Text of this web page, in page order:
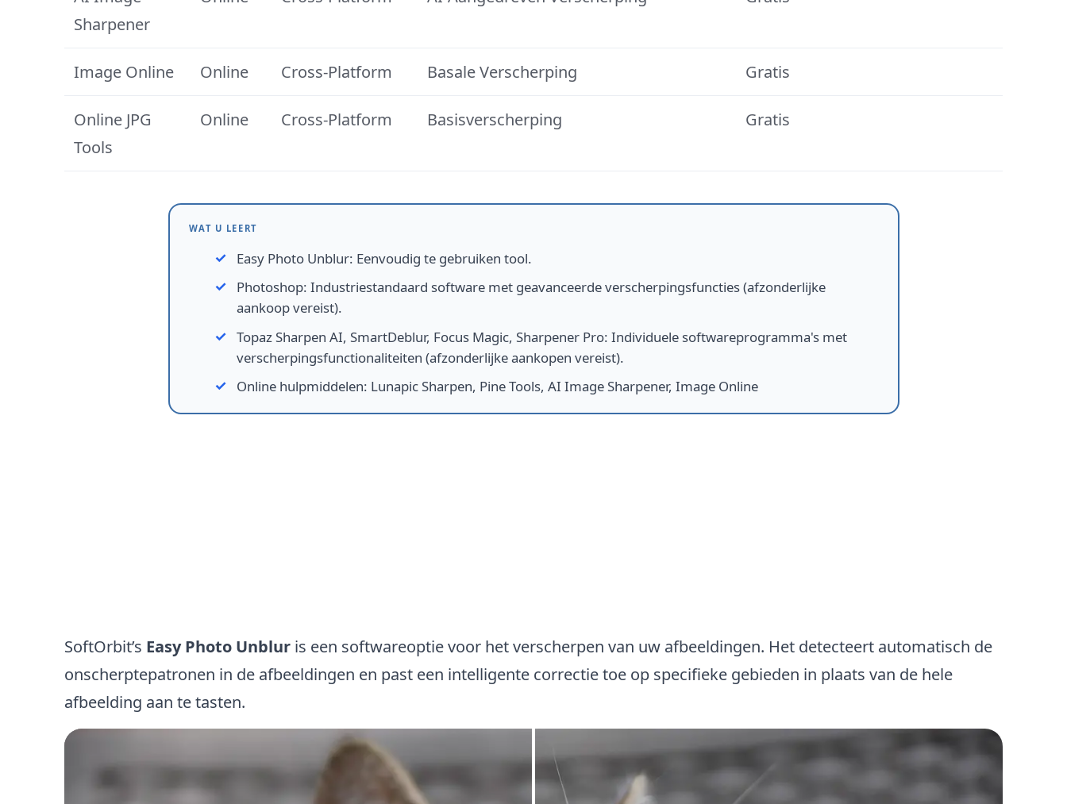
Sharpener
Image Online Online Cross-Platform Basale Verscherping Gratis
Online JPG
Tools
Online Cross-Platform Basisverscherping Gratis
WAT U LEERT
Easy Photo Unblur: Eenvoudig te gebruiken tool.
Photoshop: Industriestandaard software met geavanceerde verscherpingsfuncties (afzonderlijke
aankoop vereist).
Topaz Sharpen AI, SmartDeblur, Focus Magic, Sharpener Pro: Individuele softwareprogramma's met
verscherpingsfunctionaliteiten (afzonderlijke aankopen vereist).
Online hulpmiddelen: Lunapic Sharpen, Pine Tools, AI Image Sharpener, Image Online
SoftOrbit’s Easy Photo Unblur is een softwareoptie voor het verscherpen van uw afbeeldingen. Het detecteert automatisch de
onscherptepatronen in de afbeeldingen en past een intelligente correctie toe op specifieke gebieden in plaats van de hele
afbeelding aan te tasten.